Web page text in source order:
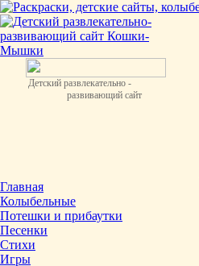
Детский развлекательно -
развивающий сайт
Главная
Колыбельные
Потешки и прибаутки
Песенки
Стихи
Игры